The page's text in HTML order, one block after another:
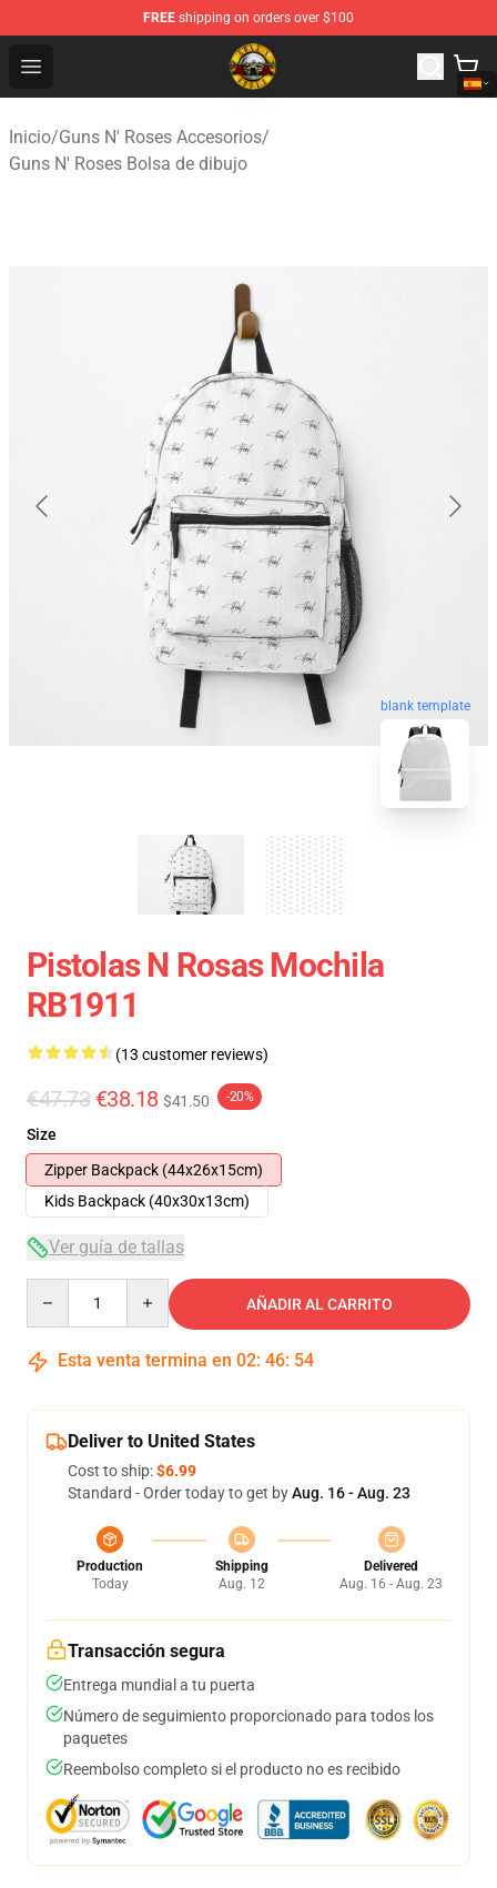
FREE shipping on orders over $100
Open menu
Guns N' Roses Store - Official Guns N' Roses
Inicio/Guns N' Roses Accesorios/
Guns N' Roses Bolsa de dibujo
blank template
Pistolas N Rosas Mochila
RB1911
(13 customer reviews)
€47.73 €38.18 $41.50 -20%
Size
Zipper Backpack (44x26x15cm)
Kids Backpack (40x30x13cm)
Ver guía de tallas
AÑADIR AL CARRITO
Esta venta termina en 02: 46: 54
Deliver to United States
Cost to ship:$6.99
Standard - Order today to get byAug. 16 - Aug. 23
Production
Today
Shipping
Aug. 12
Delivered
Aug. 16 - Aug. 23
Transacción segura
Entrega mundial a tu puerta
Número de seguimiento proporcionado para todos los
paquetes
Reembolso completo si el producto no es recibido